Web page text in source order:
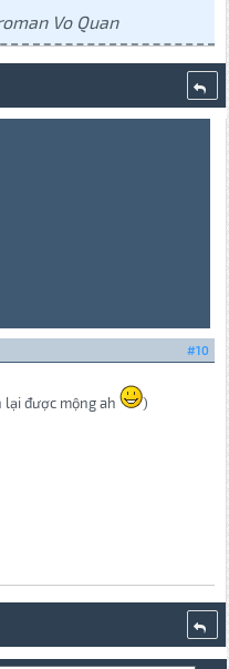
Quan
#10
lại được mộng ah )